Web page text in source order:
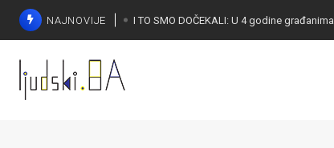
NAJNOVIJE